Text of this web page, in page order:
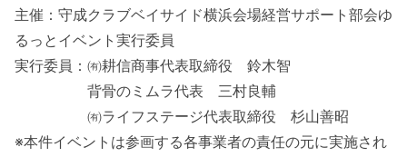
主催：守成クラブベイサイド横浜会場経営サポート部会ゆ
るっとイベント実行委員
実行委員：㈲耕信商事代表取締役 鈴木智
背骨のミムラ代表 三村良輔
㈲ライフステージ代表取締役 杉山善昭
※本件イベントは参画する各事業者の責任の元に実施され